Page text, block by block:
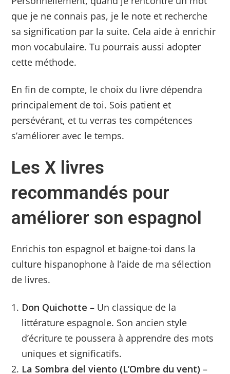
que je ne connais pas, je le note et recherche
sa signification par la suite. Cela aide à enrichir
mon vocabulaire. Tu pourrais aussi adopter
cette méthode.
En fin de compte, le choix du livre dépendra
principalement de toi. Sois patient et
persévérant, et tu verras tes compétences
s’améliorer avec le temps.
Les X livres
recommandés pour
améliorer son espagnol
Enrichis ton espagnol et baigne-toi dans la
culture hispanophone à l’aide de ma sélection
de livres.
Don Quichotte – Un classique de la
littérature espagnole. Son ancien style
d’écriture te poussera à apprendre des mots
uniques et significatifs.
La Sombra del viento (L’Ombre du vent) –